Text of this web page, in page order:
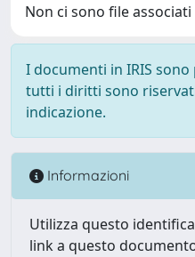
Non ci sono file
I documenti in IRIS
tutti i diritti sono
indicazione.
Informazioni
Utilizza questo
link a questo